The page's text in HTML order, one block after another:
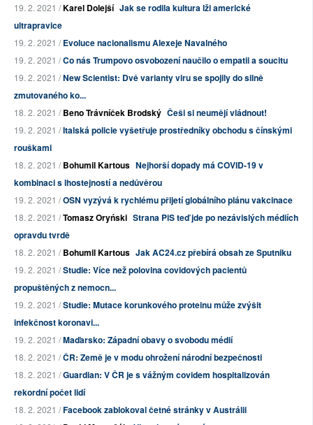
19. 2. 2021 /Karel Dolejší Jak se rodila kultura lži americké
ultrapravice
19. 2. 2021 /Evoluce nacionalismu Alexeje Navalného
19. 2. 2021 /Co nás Trumpovo osvobození naučilo o empatii a soucitu
19. 2. 2021 /New Scientist: Dvě varianty viru se spojily do silně
zmutovaného ko...
18. 2. 2021 /Beno Trávníček Brodský Češi si neumějí vládnout!
19. 2. 2021 /Italská policie vyšetřuje prostředníky obchodu s čínskými
rouškami
18. 2. 2021 /Bohumil Kartous Nejhorší dopady má COVID-19 v
kombinaci s lhostejností a nedůvěrou
19. 2. 2021 /OSN vyzývá k rychlému přijetí globálního plánu vakcinace
18. 2. 2021 /Tomasz Oryński Strana PiS teď jde po nezávislých médiích
opravdu tvrdě
18. 2. 2021 /Bohumil Kartous Jak AC24.cz přebírá obsah ze Sputniku
19. 2. 2021 /Studie: Více než polovina covidových pacientů
propuštěných z nemocn...
19. 2. 2021 /Studie: Mutace korunkového proteinu může zvýšit
infekčnost koronavi...
19. 2. 2021 /Maďarsko: Západní obavy o svobodu médií
18. 2. 2021 /ČR: Země je v modu ohrožení národní bezpečnosti
18. 2. 2021 /Guardian: V ČR je s vážným covidem hospitalizován
rekordní počet lidí
18. 2. 2021 /Facebook zablokoval četné stránky v Austrálii